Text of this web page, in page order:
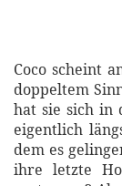
Coco scheint
doppeltem
hat sie sich in
eigentlich
dem es
ihre letzte